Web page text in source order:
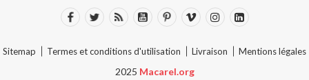
Sitemap Termes et conditions d'utilisation Livraison Mentions légales
2025 Macarel.org